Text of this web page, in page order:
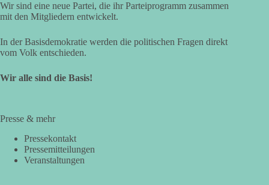
Wir sind eine neue Partei, die ihr Parteiprogramm zusammen
mit den Mitgliedern entwickelt.
In der Basisdemokratie werden die politischen Fragen direkt
vom Volk entschieden.
Wir alle sind die Basis!
Presse & mehr
Pressekontakt
Pressemitteilungen
Veranstaltungen